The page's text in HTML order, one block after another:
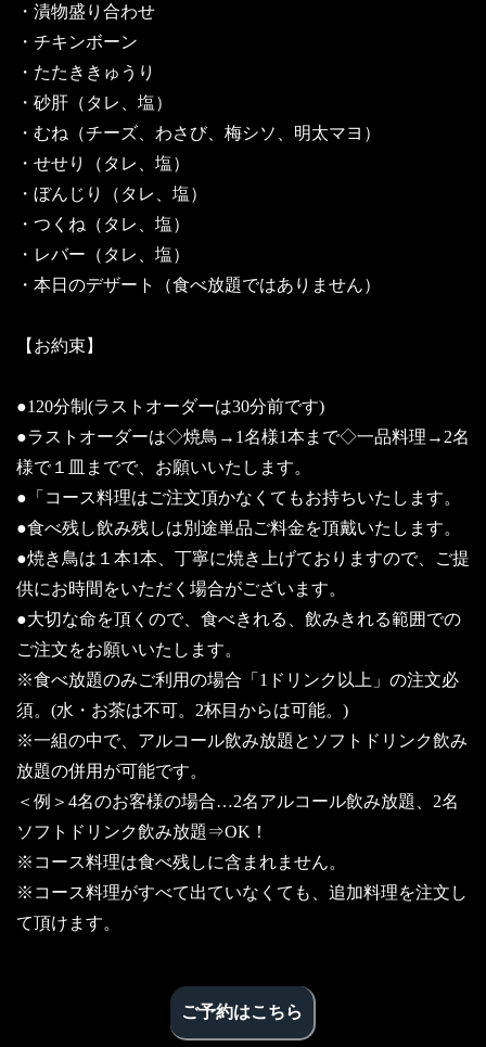
・漬物盛り合わせ
・チキンボーン
・たたききゅうり
・砂肝（タレ、塩）
・むね（チーズ、わさび、梅シソ、明太マヨ）
・せせり（タレ、塩）
・ぼんじり（タレ、塩）
・つくね（タレ、塩）
・レバー（タレ、塩）
・本日のデザート（食べ放題ではありません）
【お約束】
●120分制(ラストオーダーは30分前です)
●ラストオーダーは◇焼鳥→1名様1本まで◇一品料理→2名
様で１皿までで、お願いいたします。
●「コース料理はご注文頂かなくてもお持ちいたします。
●食べ残し飲み残しは別途単品ご料金を頂戴いたします。
●焼き鳥は１本1本、丁寧に焼き上げておりますので、ご提
供にお時間をいただく場合がございます。
●大切な命を頂くので、食べきれる、飲みきれる範囲での
ご注文をお願いいたします。
※食べ放題のみご利用の場合「1ドリンク以上」の注文必
須。(水・お茶は不可。2杯目からは可能。)
※一組の中で、アルコール飲み放題とソフトドリンク飲み
放題の併用が可能です。
＜例＞4名のお客様の場合…2名アルコール飲み放題、2名
ソフトドリンク飲み放題⇒OK！
※コース料理は食べ残しに含まれません。
※コース料理がすべて出ていなくても、追加料理を注文し
て頂けます。
ご予約はこちら